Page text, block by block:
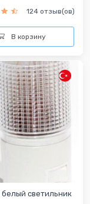
124 отзыв(ов)
В корзину
светильник